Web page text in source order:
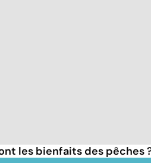
les bienfaits des pêches